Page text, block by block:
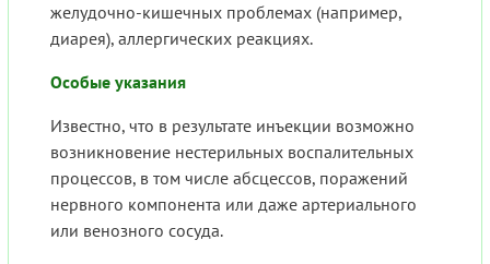
желудочно-кишечных проблемах (например,
диарея), аллергических реакциях.
Особые указания
Известно, что в результате инъекции возможно
возникновение нестерильных воспалительных
процессов, в том числе абсцессов, поражений
нервного компонента или даже артериального
или венозного сосуда.